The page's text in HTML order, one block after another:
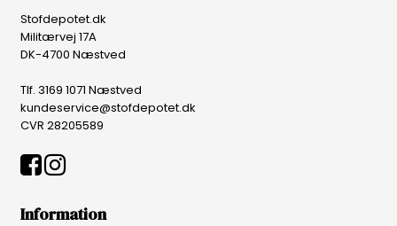
Stofdepotet.dk
Militærvej 17A
DK-4700 Næstved
Tlf. 3169 1071 Næstved
kundeservice@stofdepotet.dk
CVR 28205589
Information